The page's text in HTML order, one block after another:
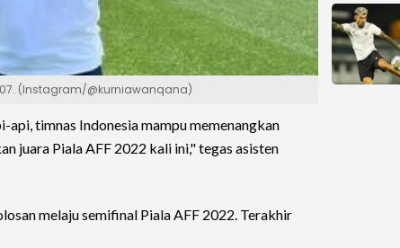
(Instagram/@kurniawanqana)
api, timnas Indonesia mampu memenangkan
juara Piala AFF 2022 kali ini," tegas asisten
melaju semifinal Piala AFF 2022. Terakhir